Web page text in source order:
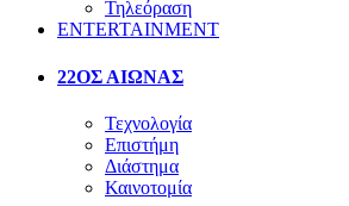
Τηλεόραση
ENTERTAINMENT
22ΟΣ ΑΙΩΝΑΣ
Τεχνολογία
Επιστήμη
Διάστημα
Καινοτομία